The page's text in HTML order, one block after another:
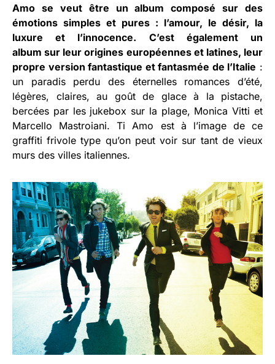
Amo se veut être un album composé sur des
émotions simples et pures : l’amour, le désir, la
luxure et l’innocence. C’est également un
album sur leur origines européennes et latines, leur
propre version fantastique et fantasmée de l’Italie :
un paradis perdu des éternelles romances d’été,
légères, claires, au goût de glace à la pistache,
bercées par les jukebox sur la plage, Monica Vitti et
Marcello Mastroiani. Ti Amo est à l’image de ce
graffiti frivole type qu’on peut voir sur tant de vieux
murs des villes italiennes.